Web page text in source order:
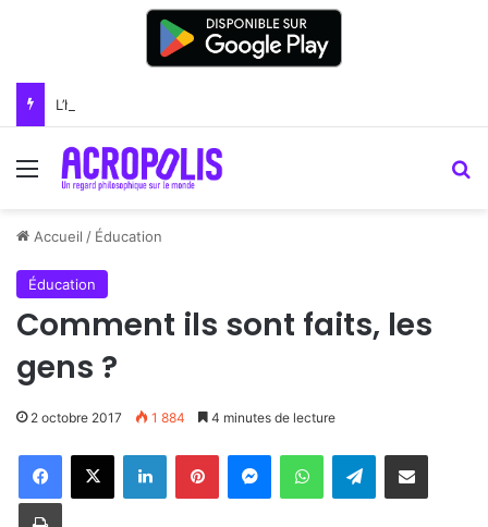
L’hirondelle – un oiseau bénéfique
Menu
Accueil / Éducation
Éducation
Comment ils sont faits, les
gens ?
2 octobre 2017 1 884 4 minutes de lecture
LinkedinPinterestMessengerWhatsAppTelegramPartager par email
Imprimer